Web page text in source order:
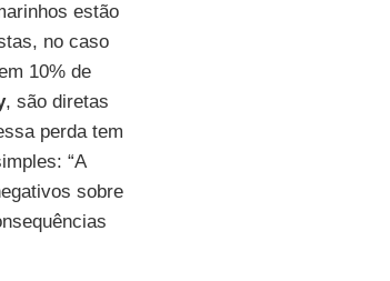
estão
no caso
10% de
, são diretas
perda tem
“A
sobre